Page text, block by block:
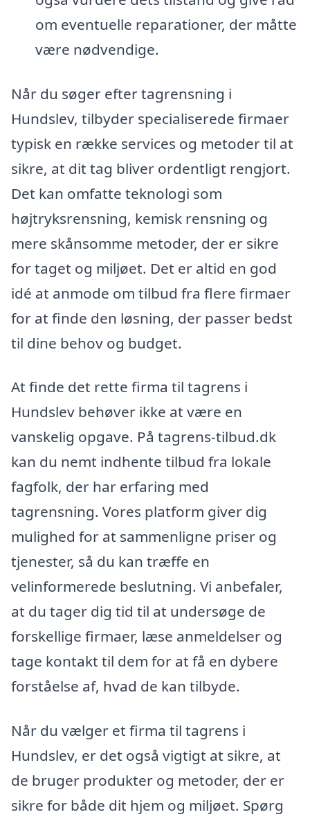
om eventuelle reparationer, der måtte
være nødvendige.
Når du søger efter tagrensning i
Hundslev, tilbyder specialiserede firmaer
typisk en række services og metoder til at
sikre, at dit tag bliver ordentligt rengjort.
Det kan omfatte teknologi som
højtryksrensning, kemisk rensning og
mere skånsomme metoder, der er sikre
for taget og miljøet. Det er altid en god
idé at anmode om tilbud fra flere firmaer
for at finde den løsning, der passer bedst
til dine behov og budget.
At finde det rette firma til tagrens i
Hundslev behøver ikke at være en
vanskelig opgave. På tagrens-tilbud.dk
kan du nemt indhente tilbud fra lokale
fagfolk, der har erfaring med
tagrensning. Vores platform giver dig
mulighed for at sammenligne priser og
tjenester, så du kan træffe en
velinformerede beslutning. Vi anbefaler,
at du tager dig tid til at undersøge de
forskellige firmaer, læse anmeldelser og
tage kontakt til dem for at få en dybere
forståelse af, hvad de kan tilbyde.
Når du vælger et firma til tagrens i
Hundslev, er det også vigtigt at sikre, at
de bruger produkter og metoder, der er
sikre for både dit hjem og miljøet. Spørg